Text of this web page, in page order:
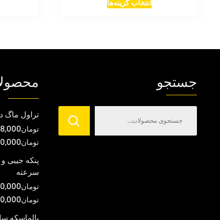
انتخاب گزینه‌ها
ها
است
جستجو
تراول ماگ
تومان
تومان
پنکه جیبی
سرعته
تومان
تومان